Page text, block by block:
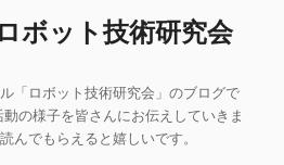
ボット技術研究会
「ロボット技術研究会」のブログで
の様子を皆さんにお伝えしていきま
んでもらえると嬉しいです。